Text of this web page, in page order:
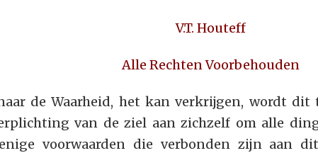
V.T. Houteff
Alle Rechten Voorbehouden
de Waarheid, het kan verkrijgen, wordt
van de ziel aan zichzelf om alle
voorwaarden die verbonden zijn aan